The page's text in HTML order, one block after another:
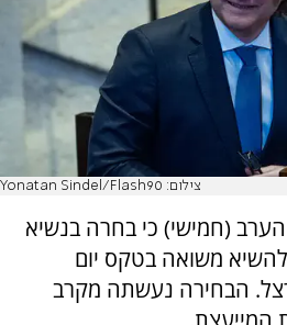
צילום: Yonatan Sindel/Flash90
(חמישי) כי בחרה בנשיא
להשיא משואה בטקס יום
78 בהר הרצל. הבחירה נעשתה מקרב